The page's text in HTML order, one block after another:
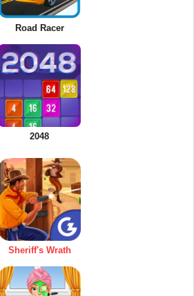
Road Racer
2048
Sheriff's Wrath